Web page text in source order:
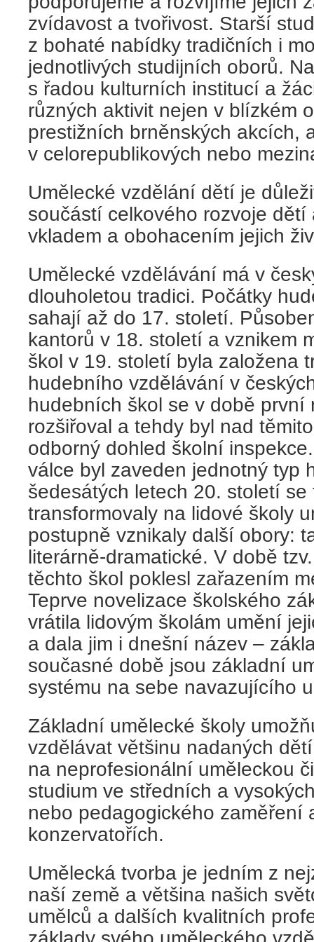
zvídavost a tvořivost. Starší
z bohaté nabídky tradičních i
jednotlivých studijních oborů.
s řadou kulturních institucí a
různých aktivit nejen v blízkém
prestižních brněnských akcích,
v celorepublikových nebo
Umělecké vzdělání dětí je
součástí celkového rozvoje dětí
vkladem a obohacením jejich
Umělecké vzdělávání má v
dlouholetou tradici. Počátky
sahají až do 17. století.
kantorů v 18. století a vznikem
škol v 19. století byla založena
hudebního vzdělávání v
hudebních škol se v době první
rozšiřoval a tehdy byl nad
odborný dohled školní
válce byl zaveden jednotný typ
šedesátých letech 20. století se
transformovaly na lidové školy
postupně vznikaly další obory:
literárně-dramatické. V době
těchto škol poklesl zařazením
Teprve novelizace školského
vrátila lidovým školám umění
a dala jim i dnešní název –
současné době jsou základní
systému na sebe navazujícího
Základní umělecké školy
vzdělávat většinu nadaných
na neprofesionální uměleckou
studium ve středních a
nebo pedagogického zaměření
konzervatořích.
Umělecká tvorba je jedním z
naší země a většina našich
umělců a dalších kvalitních